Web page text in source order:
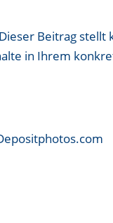
Dieser Beitrag stellt
in Ihrem